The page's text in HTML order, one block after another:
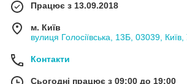
Працює з 13.09.2018
м. Київ
вулиця Голосіївська, 13Б, 03039, Київ,
Контакти
Сьогодні працює з 09:00 до 19:00